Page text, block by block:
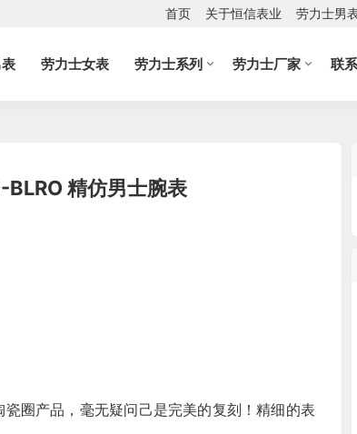
首页 关于恒信表业 劳力士男
劳力士女表 劳力士系列 劳力士厂家 联
精仿男士腕表
圈产品，毫无疑问己是完美的复刻！精细的表